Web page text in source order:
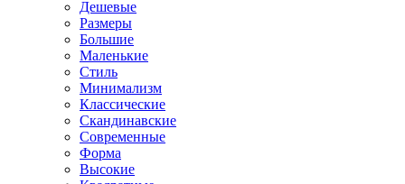
Дешевые
Размеры
Большие
Маленькие
Стиль
Минимализм
Классические
Скандинавские
Современные
Форма
Высокие